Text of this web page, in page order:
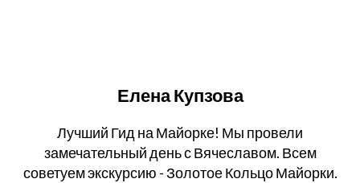
Елена Купзова
Лучший Гид на Майорке! Мы провели
замечательный день с Вячеславом. Всем
советуем экскурсию - Золотое Кольцо Майорки.